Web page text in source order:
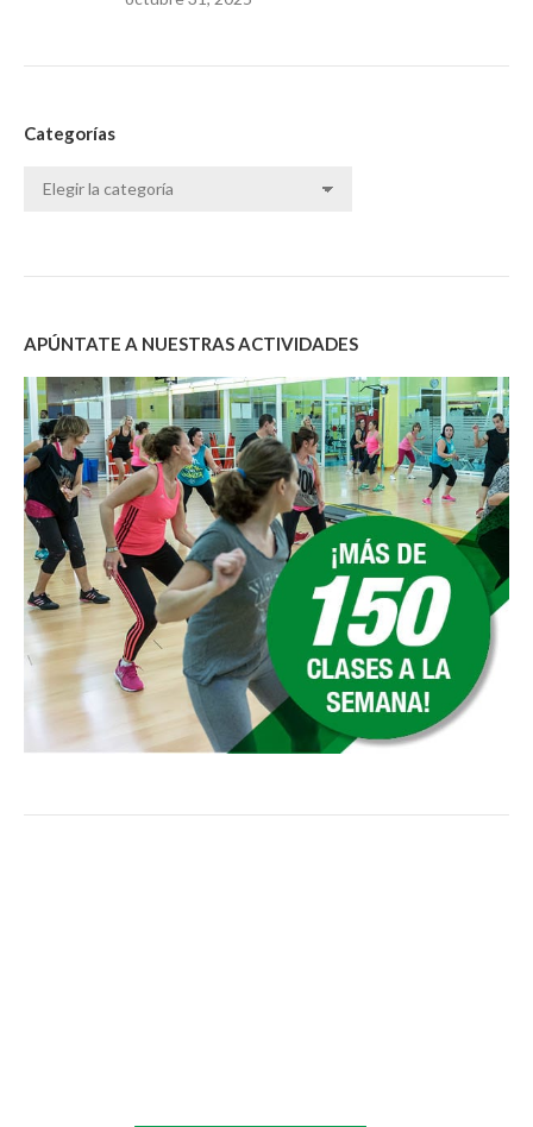
Categorías
Categorías
APÚNTATE A NUESTRAS ACTIVIDADES